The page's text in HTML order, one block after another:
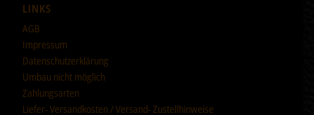
LINKS
AGB
Impressum
Datenschutzerklärung
Umbau nicht möglich
Zahlungsarten
Liefer- Versandkosten / Versand- Zustellhinweise